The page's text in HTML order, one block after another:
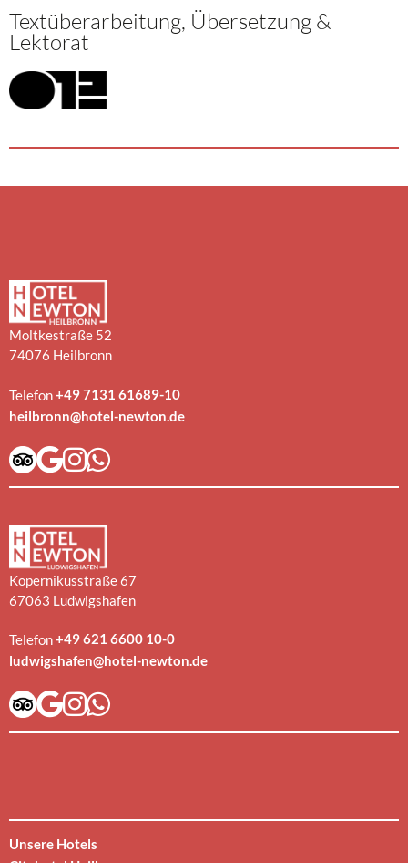
Textüberarbeitung, Übersetzung &
Lektorat
Moltkestraße 52
74076 Heilbronn
Telefon+49 7131 61689-10
heilbronn@hotel-newton.de
Kopernikusstraße 67
67063 Ludwigshafen
Telefon+49 621 6600 10-0
ludwigshafen@hotel-newton.de
Unsere Hotels